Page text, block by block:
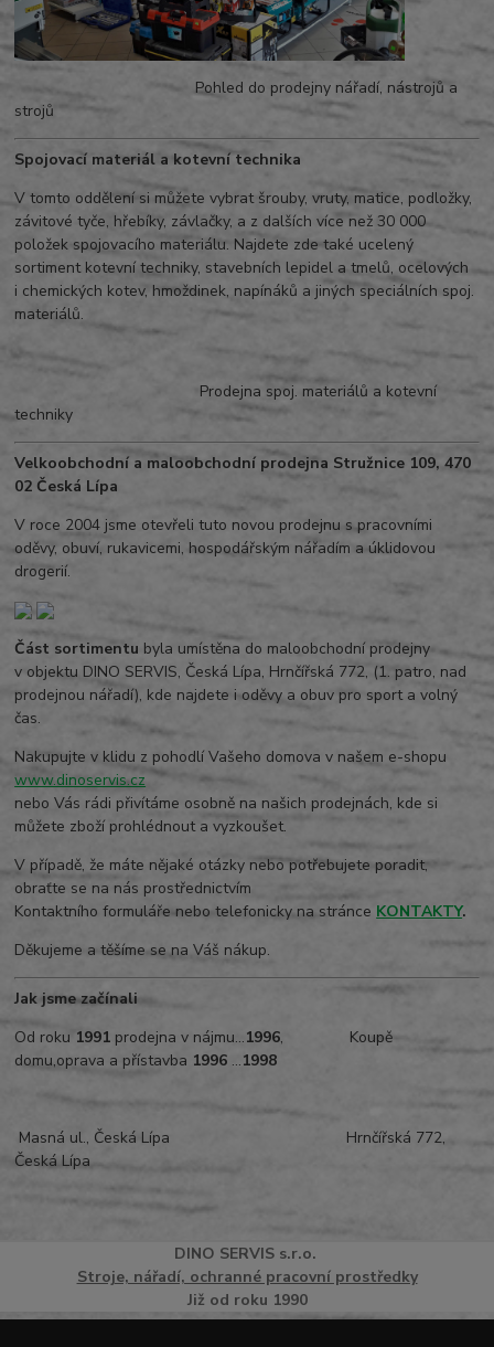
Pohled do prodejny nářadí, nástrojů a
strojů
Spojovací materiál a kotevní technika
V tomto oddělení si můžete vybrat šrouby, vruty, matice, podložky,
závitové tyče, hřebíky, závlačky, a z dalších více než 30 000
položek spojovacího materiálu. Najdete zde také ucelený
sortiment kotevní techniky, stavebních lepidel a tmelů, ocelových
i chemických kotev, hmoždinek, napínáků a jiných speciálních spoj.
materiálů.
Prodejna spoj. materiálů a kotevní
techniky
Velkoobchodní a maloobchodní prodejna Stružnice 109, 470
02 Česká Lípa
V roce 2004 jsme otevřeli tuto novou prodejnu s pracovními
oděvy, obuví, rukavicemi, hospodářským nářadím a úklidovou
drogerií.
Část sortimentu byla umístěna do maloobchodní prodejny
v objektu DINO SERVIS, Česká Lípa, Hrnčířská 772, (1. patro, nad
prodejnou nářadí), kde najdete i oděvy a obuv pro sport a volný
čas.
Nakupujte v klidu z pohodlí Vašeho domova v našem e-shopu
www.dinoservis.cz
nebo Vás rádi přivítáme osobně na našich prodejnách, kde si
můžete zboží prohlédnout a vyzkoušet.
V případě, že máte nějaké otázky nebo potřebujete poradit,
obraťte se na nás prostřednictvím
Kontaktního formuláře nebo telefonicky na stránce KONTAKTY.
Děkujeme a těšíme se na Váš nákup.
Jak jsme začínali
Od roku 1991 prodejna v nájmu...1996, Koupě
domu,oprava a přístavba 1996 ...1998
Masná ul., Česká Lípa Hrnčířská 772,
Česká Lípa
DINO SERVISs.r.o.
Stroje, nářadí, ochranné pracovní prostředky
Již od roku 1990